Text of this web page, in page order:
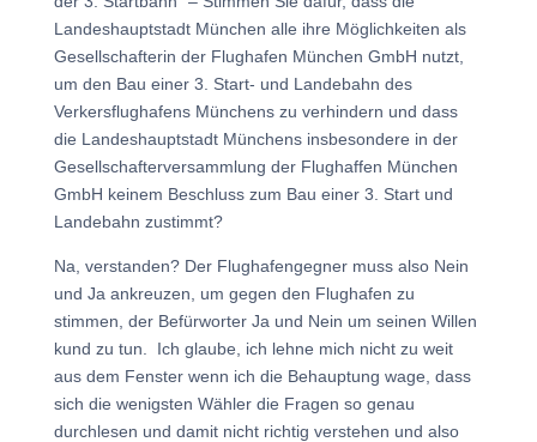
Landeshauptstadt München alle ihre Möglichkeiten als
Gesellschafterin der Flughafen München GmbH nutzt,
um den Bau einer 3. Start- und Landebahn des
Verkersflughafens Münchens zu verhindern und dass
die Landeshauptstadt Münchens insbesondere in der
Gesellschafterversammlung der Flughaffen München
GmbH keinem Beschluss zum Bau einer 3. Start und
Landebahn zustimmt?
Na, verstanden? Der Flughafengegner muss also Nein
und Ja ankreuzen, um gegen den Flughafen zu
stimmen, der Befürworter Ja und Nein um seinen Willen
kund zu tun. Ich glaube, ich lehne mich nicht zu weit
aus dem Fenster wenn ich die Behauptung wage, dass
sich die wenigsten Wähler die Fragen so genau
durchlesen und damit nicht richtig verstehen und also